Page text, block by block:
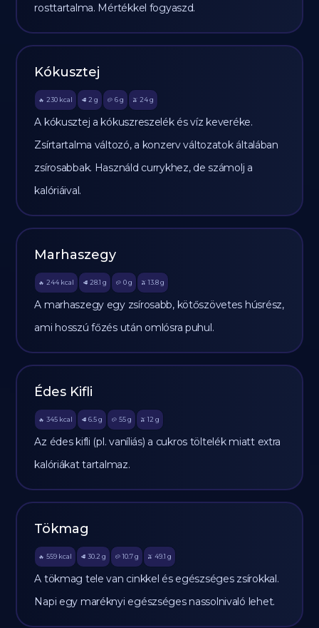
rosttartalma. Mértékkel fogyaszd.
Kókusztej
🔥 230 kcal 🥩 2 g 🥔 6g 🫒 24 g
A kókusztej a kókuszreszelék és víz keveréke.
Zsírtartalma változó, a konzerv változatok általában
zsírosabbak. Használd currykhez, de számolj a
kalóriáival.
Marhaszegy
🔥 244 kcal 🥩 28.1 g 🥔 0g 🫒 13.8 g
A marhaszegy egy zsírosabb, kötőszövetes húsrész,
ami hosszú főzés után omlósra puhul.
Édes Kifli
🔥 345 kcal 🥩 6.5 g 🥔 55g 🫒 12 g
Az édes kifli (pl. vaníliás) a cukros töltelék miatt extra
kalóriákat tartalmaz.
Tökmag
🔥 559 kcal 🥩 30.2 g 🥔 10.7g 🫒 49.1 g
A tökmag tele van cinkkel és egészséges zsírokkal.
Napi egy maréknyi egészséges nassolnivaló lehet.